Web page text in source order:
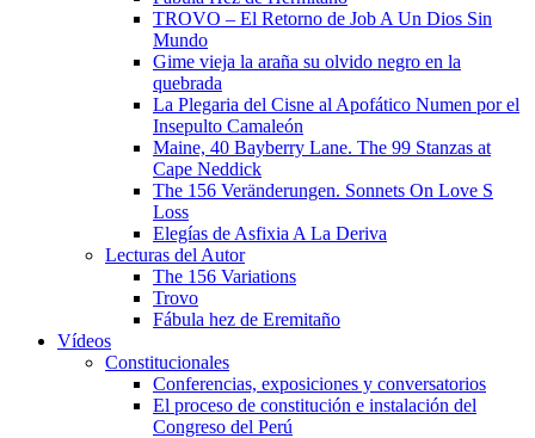
TROVO – El Retorno de Job A Un Dios Sin
Mundo
Gime vieja la araña su olvido negro en la
quebrada
La Plegaria del Cisne al Apofático Numen por el
Insepulto Camaleón
Maine, 40 Bayberry Lane. The 99 Stanzas at
Cape Neddick
The 156 Veränderungen. Sonnets On Love S
Loss
Elegías de Asfixia A La Deriva
Lecturas del Autor
The 156 Variations
Trovo
Fábula hez de Eremitaño
Vídeos
Constitucionales
Conferencias, exposiciones y conversatorios
El proceso de constitución e instalación del
Congreso del Perú